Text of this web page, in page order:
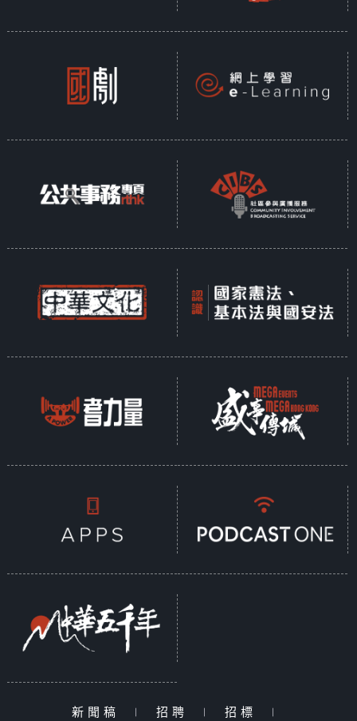
新聞稿 | 招聘 | 招標 |